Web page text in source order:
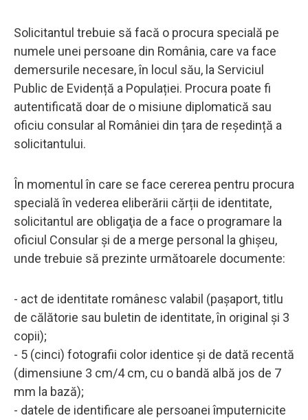
Solicitantul trebuie să facă o procura specială pe
numele unei persoane din România, care va face
demersurile necesare, în locul său, la Serviciul
Public de Evidență a Populației. Procura poate fi
autentificată doar de o misiune diplomatică sau
oficiu consular al României din țara de reședință a
solicitantului.
În momentul în care se face cererea pentru procura
specială în vederea eliberării cărții de identitate,
solicitantul are obligaţia de a face o programare la
oficiul Consular şi de a merge personal la ghișeu,
unde trebuie să prezinte următoarele documente:
- act de identitate românesc valabil (paşaport, titlu
de călătorie sau buletin de identitate, în original şi 3
copii);
- 5 (cinci) fotografii color identice şi de dată recentă
(dimensiune 3 cm/4 cm, cu o bandă albă jos de 7
mm la bază);
- datele de identificare ale persoanei împuternicite